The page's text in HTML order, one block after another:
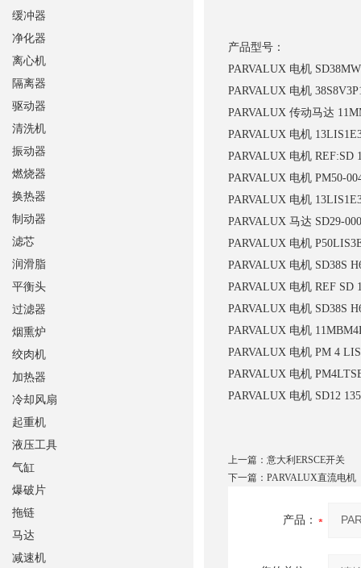
产品型号：
PARVALUX 电机
PARVALUX 电机
PARVALUX 传动马达
PARVALUX 电机
PARVALUX 电机 REF:SD
PARVALUX 电机 PM50-
PARVALUX 电机
PARVALUX 马达 SD29-
PARVALUX 电机
PARVALUX 电机 SD38S
PARVALUX 电机 REF SD
PARVALUX 电机 SD38S
PARVALUX 电机
PARVALUX 电机 PM 4
PARVALUX 电机
PARVALUX 电机 SD12
上一篇： 意大利ERSCE开关
下一篇： PARVALUX直流电机
产品：
缓冲器
净化器
离心机
隔离器
驱动器
清洗机
振动器
燃烧器
换热器
制动器
滤芯
润滑脂
平衡头
过滤器
烟熏炉
绞肉机
加热器
冷却风扇
起重机
液压工具
气缸
爆破片
拖链
马达
减速机